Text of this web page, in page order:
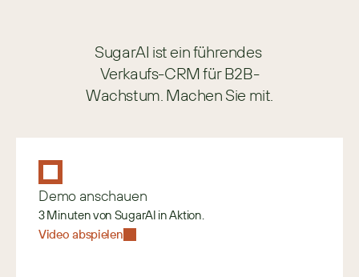
SugarAI ist ein führendes
Verkaufs-CRM für B2B-
Wachstum. Machen Sie mit.
Demo anschauen
3 Minuten von SugarAI in Aktion.
Video abspielen